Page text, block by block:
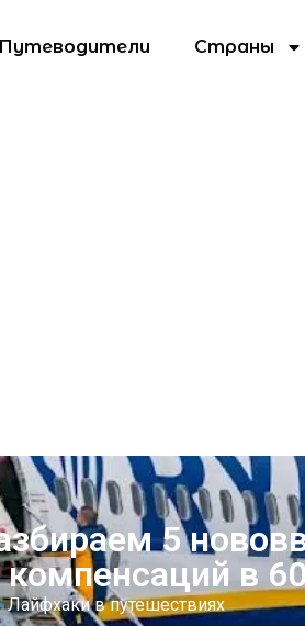
Путеводители Страны
5
в
Лайфхаки в путешествиях